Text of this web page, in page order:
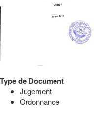
Type de Document
Jugement
Ordonnance